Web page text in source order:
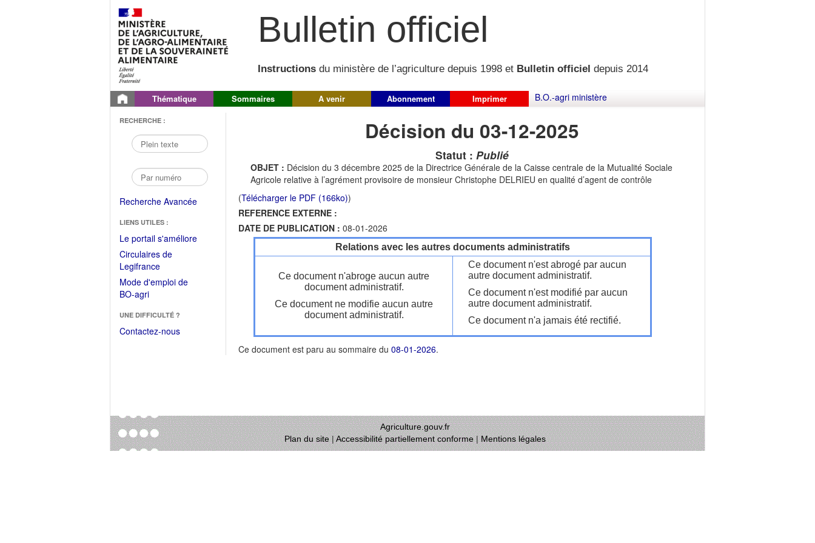
Bulletin officiel
Instructions du ministère de l’agriculture depuis 1998 et Bulletin officiel depuis 2014
Thématique Sommaires A venir Abonnement Imprimer B.O.-agri ministère
RECHERCHE :
Recherche Avancée
LIENS UTILES :
Le portail s'améliore(Fichier
Circulaires de
Legifrance(Ouvrir
dans
une
fenêtre)
Mode d'emploi de
BO-agri(Ouvrir
une
nouvelle
UNE DIFFICULTÉ ?
Contactez-nous
Décision du 03-12-2025
Statut : Publié
OBJET : Décision du 3 décembre 2025 de la Directrice Générale de la Caisse centrale de la Mutualité Sociale
Agricole relative à l’agrément provisoire de monsieur Christophe DELRIEU en qualité d’agent de contrôle
(Télécharger le PDF (166ko))
REFERENCE EXTERNE :
DATE DE PUBLICATION : 08-01-2026
Relations avec les autres documents administratifs
Ce document n'abroge aucun autre
document administratif.
Ce document ne modifie aucun autre
document administratif.
Ce document n'est abrogé par aucun
autre document administratif.
Ce document n'est modifié par aucun
autre document administratif.
Ce document n'a jamais été rectifié.
Ce document est paru au sommaire du 08-01-2026.
Agriculture.gouv.fr
Plan du site|Accessibilité partiellement conforme|Mentions légales